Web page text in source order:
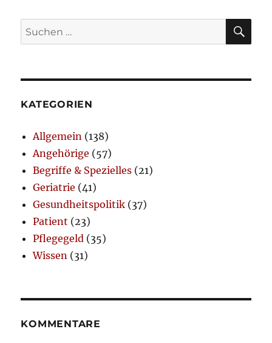
Suchen
nach:
KATEGORIEN
Allgemein (138)
Angehörige (57)
Begriffe & Spezielles (21)
Geriatrie (41)
Gesundheitspolitik (37)
Patient (23)
Pflegegeld (35)
Wissen (31)
KOMMENTARE